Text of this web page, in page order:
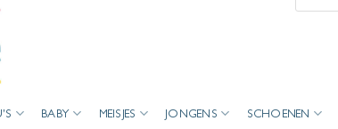
BABY MEISJES JONGENS SCHOENEN